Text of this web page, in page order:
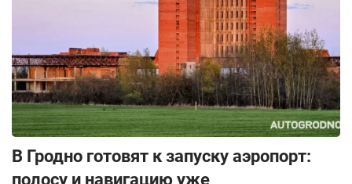
В Гродно готовят к запуску аэропорт:
полосу и навигацию уже